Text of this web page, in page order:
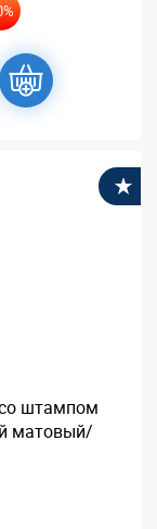
штампом
матовый/